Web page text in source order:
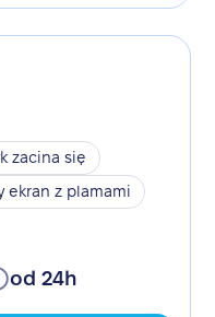
zacina się
ekran z plamami
od 24h